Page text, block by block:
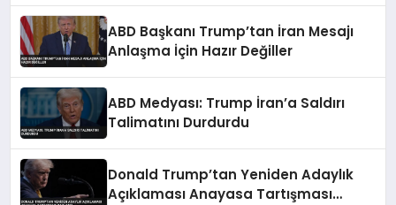
ABD Başkanı Trump’tan İran Mesajı
Anlaşma İçin Hazır Değiller
ABD Medyası: Trump İran’a Saldırı
Talimatını Durdurdu
Donald Trump’tan Yeniden Adaylık
Açıklaması Anayasa Tartışması